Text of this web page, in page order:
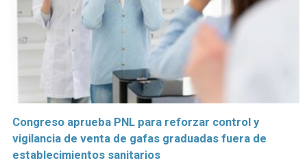
Congreso aprueba PNL para reforzar control y
vigilancia de venta de gafas graduadas fuera de
establecimientos sanitarios